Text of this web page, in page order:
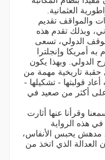
العثمانية.
والمواقف تقديم
وبذلك تقدم هذه
الدولي، تسعى
أمريكا وإنجلترا
الدولي. وبهذا يكون
تاريخية مهمة من
قولبتها - تشكيلها -
على أكثر من صعيد في
وقرأنا عنها أثارت
هذه الرواية
مدهش يحبس الأنفاس،
الذي اتخذ من